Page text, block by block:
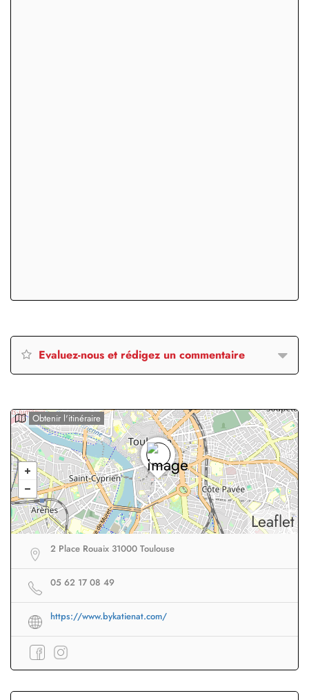
Evaluez-nous et rédigez un commentaire
Leaflet
Obtenir l'itinéraire
2 Place Rouaix 31000 Toulouse
05 62 17 08 49
https://www.bykatienat.com/